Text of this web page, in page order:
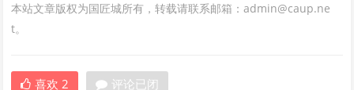
本站文章版权为国匠城所有，转载请联系邮箱：admin@caup.ne
t。
喜欢 2 评论已闭